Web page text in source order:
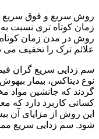
روش سریع و فوق سریع
زمان کوتاه تری نسبت
روش در مدن زمان کوتاه
علائم ترک را تخفیف می
سم زدایی سریع گران
نوع دیتاکس، بیمار
گردند که جانشین مواد
کسانی کاربرد دارد که
این روش از مزایای آن
شود. سم زدایی سریع